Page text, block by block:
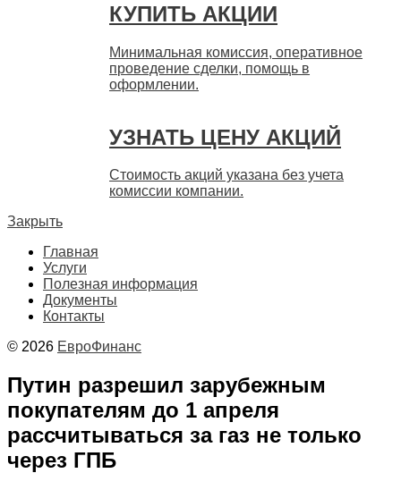
КУПИТЬ АКЦИИ
Минимальная комиссия, оперативное
проведение сделки, помощь в
оформлении.
УЗНАТЬ ЦЕНУ АКЦИЙ
Стоимость акций указана без учета
комиссии компании.
Закрыть
Главная
Услуги
Полезная информация
Документы
Контакты
© 2026 ЕвроФинанс
Путин разрешил зарубежным
покупателям до 1 апреля
рассчитываться за газ не только
через ГПБ